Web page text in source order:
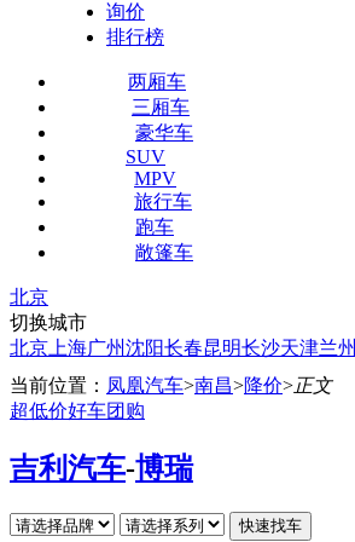
询价
排行榜
两厢车
三厢车
豪华车
SUV
MPV
旅行车
跑车
敞篷车
北京
切换城市
北京 上海广州沈阳长春昆明长沙天津兰州
当前位置： 凤凰汽车>南昌>降价>正文
超低价好车团购
吉利汽车-博瑞